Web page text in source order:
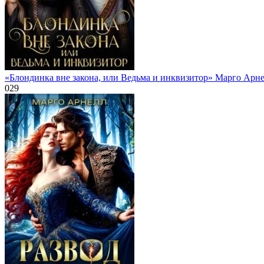
«Блондинка вне закона, или Ведьма и инквизитор» Марго
029